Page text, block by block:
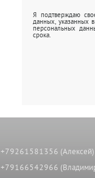
Я подтверждаю
данных, указанных
персональных
срока.
+79261581356 (Алексей)
+79166542966